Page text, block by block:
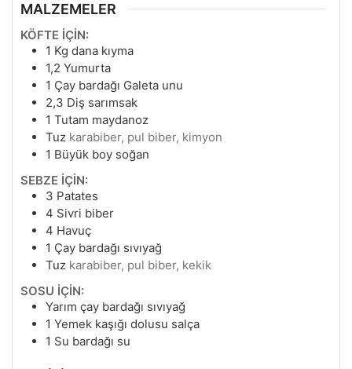
MALZEMELER
KÖFTE İÇİN:
1 Kg dana kıyma
1,2 Yumurta
1 Çay bardağı Galeta unu
2,3 Diş sarımsak
1 Tutam maydanoz
Tuz karabiber, pul biber, kimyon
1 Büyük boy soğan
SEBZE İÇİN:
3 Patates
4 Sivri biber
4 Havuç
1 Çay bardağı sıvıyağ
Tuz karabiber, pul biber, kekik
SOSU İÇİN:
Yarım çay bardağı sıvıyağ
1 Yemek kaşığı dolusu salça
1 Su bardağı su